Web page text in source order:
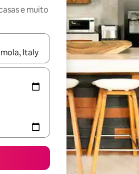
e muito
explore-os usando as seta para